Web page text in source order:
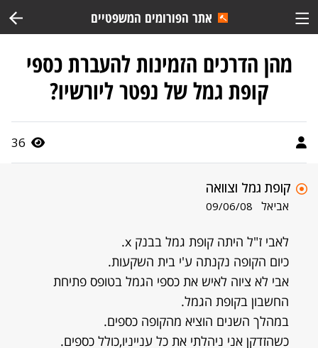
אתר הפורומים המשפטיים
מהן הדרכים הזמינות להעברת כספי
קופת גמל של נפטר ליורשיו?
36
קופת גמל וצוואה
אביאל 09/06/08
לאבי ז"ל היתה קופת גמל בבנק x.
כיום הקופה נקנתה ע'י בית השקעות.
אבי לא ציוה לאיש את כספי הגמל בטופס פתיחת
החשבון בקופת הגמל.
במהלך השנים הוציא מהקופה כספים.
כשהזדקן אני ניהלתי את כל ענייניו,כולל כספים.